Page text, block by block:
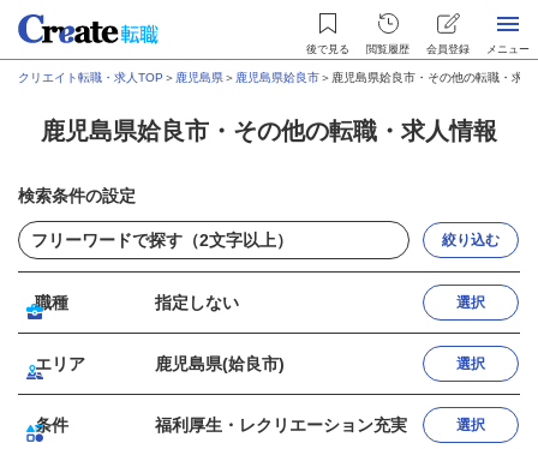
後で見る 閲覧履歴 会員登録 メニュー
クリエイト転職・求人TOP ＞ 鹿児島県＞ 鹿児島県姶良市＞ 鹿児島県姶良市・その他の転職・求人
鹿児島県姶良市・その他の転職・求人情報
検索条件の設定
絞り込む
職種 指定しない 選択
エリア 鹿児島県(姶良市) 選択
条件 福利厚生・レクリエーション充実 選択